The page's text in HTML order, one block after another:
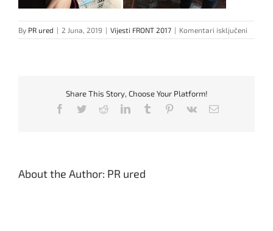
By PR ured | 2 Juna, 2019 | Vijesti FRONT 2017 | Komentari isključeni
Share This Story, Choose Your Platform!
Facebook
TwitterRedditLinkedInTumblr Pinterest
Vk Email
About the Author: PR ured